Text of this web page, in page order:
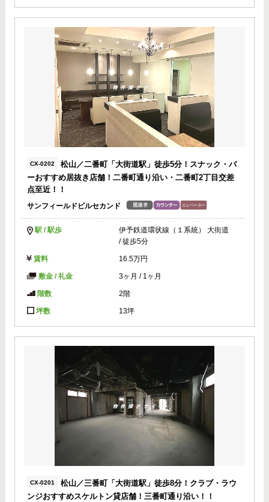
CX-0202
松山／二番町「大街道駅」徒歩5分！スナック・バ
ーおすすめ居抜き店舗！二番町通り沿い・二番町2丁目交差
点至近！！
サンフィールドビルセカンド
駅 / 駅歩
伊予鉄道環状線（１系統） 大街道
/ 徒歩5分
賃料 16.5万円
敷金 / 礼金 3ヶ月 / 1ヶ月
階数 2階
坪数 13坪
CX-0201
松山／三番町「大街道駅」徒歩8分！クラブ・ラウ
ンジおすすめスケルトン貸店舗！三番町通り沿い！！